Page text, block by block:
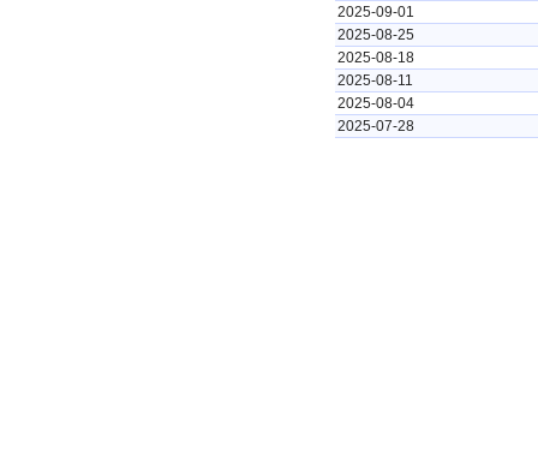
2025-09-01
2025-08-25
2025-08-18
2025-08-11
2025-08-04
2025-07-28